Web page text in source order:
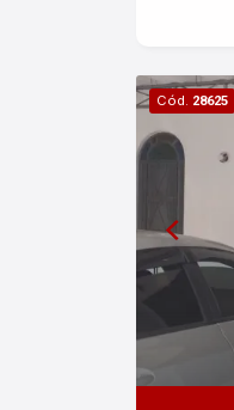
receber
mais
Cód. 28625